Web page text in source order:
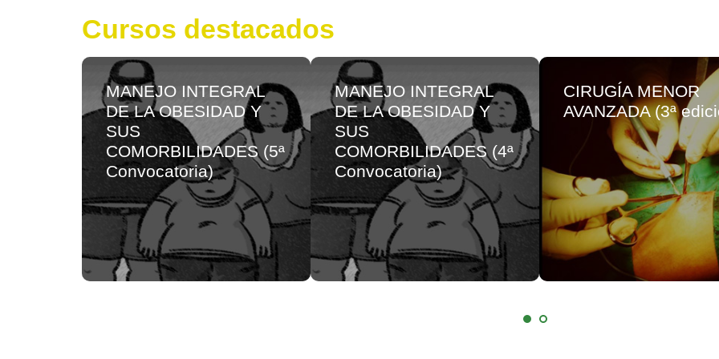
Cursos destacados
MANEJO INTEGRAL
DE LA OBESIDAD Y
SUS
COMORBILIDADES (5ª
Convocatoria)
MANEJO INTEGRAL
DE LA OBESIDAD Y
SUS
COMORBILIDADES (4ª
Convocatoria)
CIRUGÍA MENOR
AVANZADA (3ª